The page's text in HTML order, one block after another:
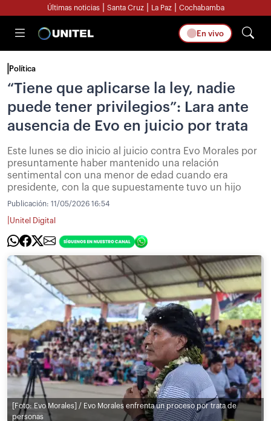
Últimas noticias Santa Cruz La Paz Cochabamba
En vivo
Política
“Tiene que aplicarse la ley, nadie
puede tener privilegios”: Lara ante
ausencia de Evo en juicio por trata
Este lunes se dio inicio al juicio contra Evo Morales por
presuntamente haber mantenido una relación
sentimental con una menor de edad cuando era
presidente, con la que supuestamente tuvo un hijo
Publicación: 11/05/2026 16:54
Unitel Digital
[Foto: Evo Morales] / Evo Morales enfrenta un proceso por trata de
personas